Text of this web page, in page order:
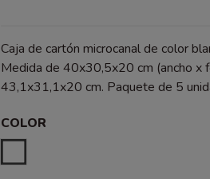
Caja de cartón microcanal de color
Medida de 40x30,5x20 cm (ancho x
43,1x31,1x20 cm. Paquete de 5
COLOR